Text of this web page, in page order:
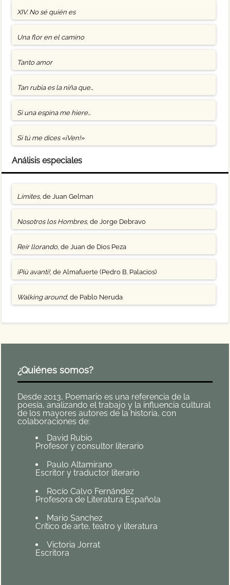
XIV. No sé quién es
Una flor en el camino
Tanto amor
Tan rubia es la niña que…
Si una espina me hiere…
Si tú me dices «¡Ven!»
Análisis especiales
Límites, de Juan Gelman
Nosotros los Hombres, de Jorge Debravo
Reír llorando, de Juan de Dios Peza
¡Più avanti!, de Almafuerte (Pedro B. Palacios)
Walking around, de Pablo Neruda
¿Quiénes somos?
Desde 2013, Poemario es una referencia de la
poesía, analizando el trabajo y la influencia cultural
de los mayores autores de la historia, con
colaboraciones de:
David Rubio
Profesor y consultor literario
Paulo Altamirano
Escritor y traductor literario
Rocío Calvo Fernández
Profesora de Literatura Española
Mario Sanchez
Crítico de arte, teatro y literatura
Victoria Jorrat
Escritora